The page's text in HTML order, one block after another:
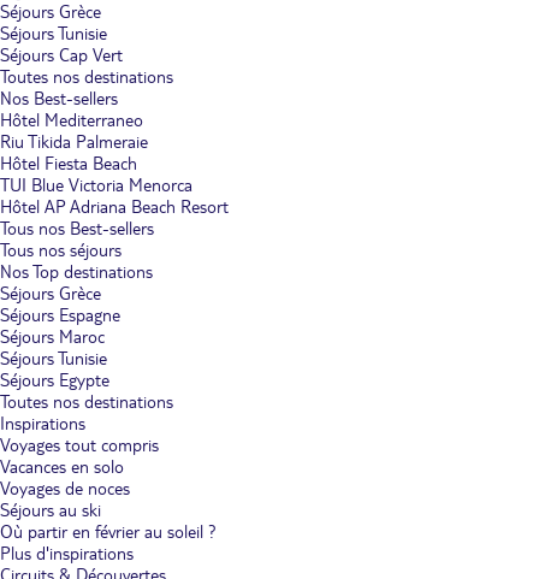
Séjours Grèce
Séjours Tunisie
Séjours Cap Vert
Toutes nos destinations
Nos Best-sellers
Hôtel Mediterraneo
Riu Tikida Palmeraie
Hôtel Fiesta Beach
TUI Blue Victoria Menorca
Hôtel AP Adriana Beach Resort
Tous nos Best-sellers
Tous nos séjours
Nos Top destinations
Séjours Grèce
Séjours Espagne
Séjours Maroc
Séjours Tunisie
Séjours Egypte
Toutes nos destinations
Inspirations
Voyages tout compris
Vacances en solo
Voyages de noces
Séjours au ski
Où partir en février au soleil ?
Plus d'inspirations